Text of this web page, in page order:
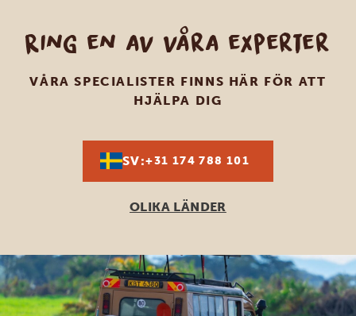
Ring en av våra experter
VÅRA SPECIALISTER FINNS HÄR FÖR ATT
HJÄLPA DIG
SV:+31 174 788 101
OLIKA LÄNDER